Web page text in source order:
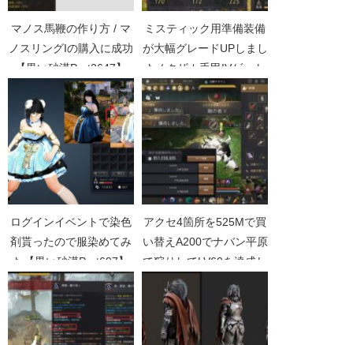
マノス馬鞭の作り方 / マ
ノスリングIの購入に成功
【黒い砂漠Part2647】
ミスティック用準備装備
が大幅グレードUPしまし
た / クザカ手甲IVゲット
【黒い砂漠Part1526】
ログインイベントで染色
剤貰ったので服染めてみ
た【黒い砂漠Part697】
アクセ4箇所を525Mで買
い替えA200でナバン平原
で狩りしてLV60を達成し
ました【無課金新規で黒
い砂漠Part011】